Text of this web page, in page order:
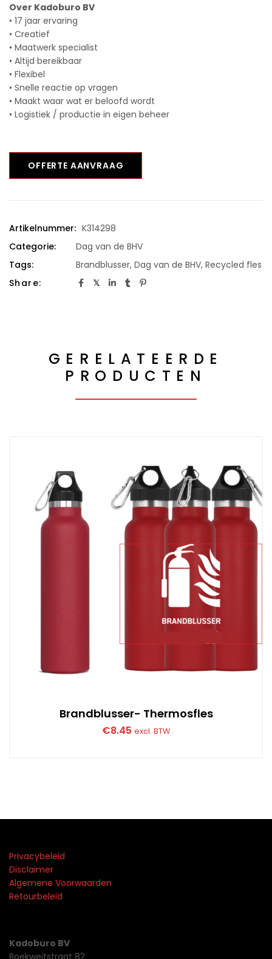
Over Kadoburo BV
• 17 jaar ervaring
• Creatief
• Maatwerk specialist
• Altijd bereikbaar
• Flexibel
• Snelle reactie op vragen
• Maakt waar wat er beloofd wordt
• Logistiek / productie in eigen beheer
OFFERTE AANVRAAG
Artikelnummer: K314298
Categorie:
Dag van de BHV
Tags:
Brandblusser, Dag van de BHV, Recycled fles
Share:
GERELATEERDE
PRODUCTEN
Brandblusser- Thermosfles
€8.45 excl. BTW
Privacybeleid
Disclaimer
Algemene Voorwaarden
Retourbeleid
Kadoburo BV
Boekweitstraat 82